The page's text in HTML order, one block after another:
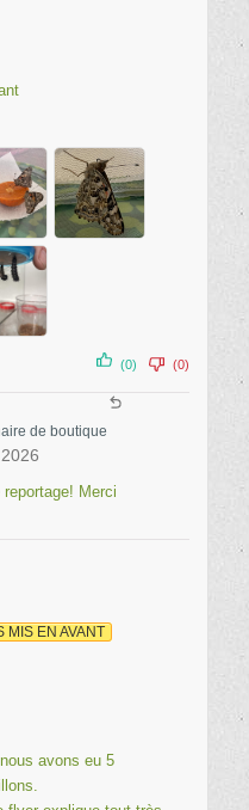
(0) (0)
de boutique
reportage! Merci
MIS EN AVANT
avons eu 5